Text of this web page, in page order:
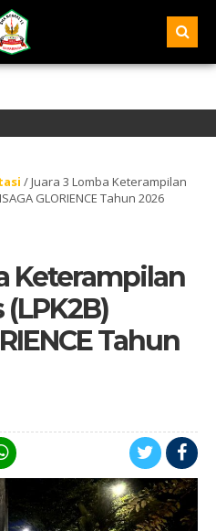
Timur
/Juara 3 Lomba Keterampilan
GLORIENCE Tahun 2026
Keterampilan
Tahun